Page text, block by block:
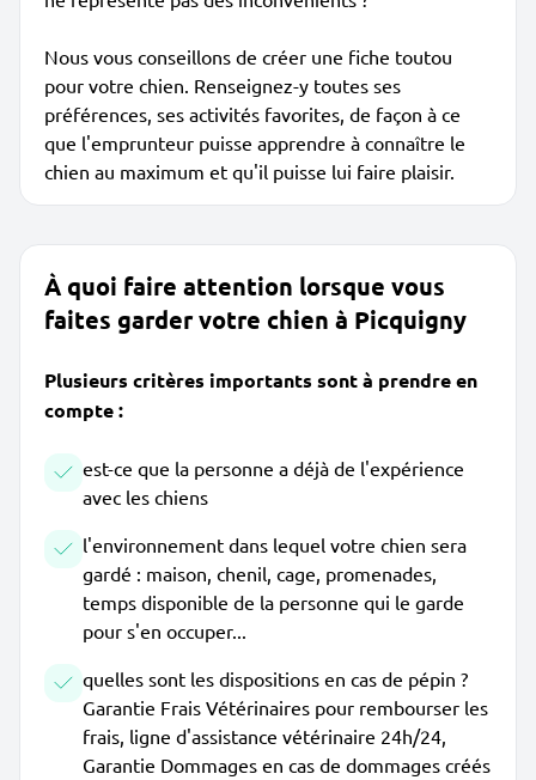
Nous vous conseillons de créer une fiche toutou
pour votre chien. Renseignez-y toutes ses
préférences, ses activités favorites, de façon à ce
que l'emprunteur puisse apprendre à connaître le
chien au maximum et qu'il puisse lui faire plaisir.
À quoi faire attention lorsque vous
faites garder votre chien à Picquigny
Plusieurs critères importants sont à prendre en
compte :
est-ce que la personne a déjà de l'expérience
avec les chiens
l'environnement dans lequel votre chien sera
gardé : maison, chenil, cage, promenades,
temps disponible de la personne qui le garde
pour s'en occuper...
quelles sont les dispositions en cas de pépin ?
Garantie Frais Vétérinaires pour rembourser les
frais, ligne d'assistance vétérinaire 24h/24,
Garantie Dommages en cas de dommages créés